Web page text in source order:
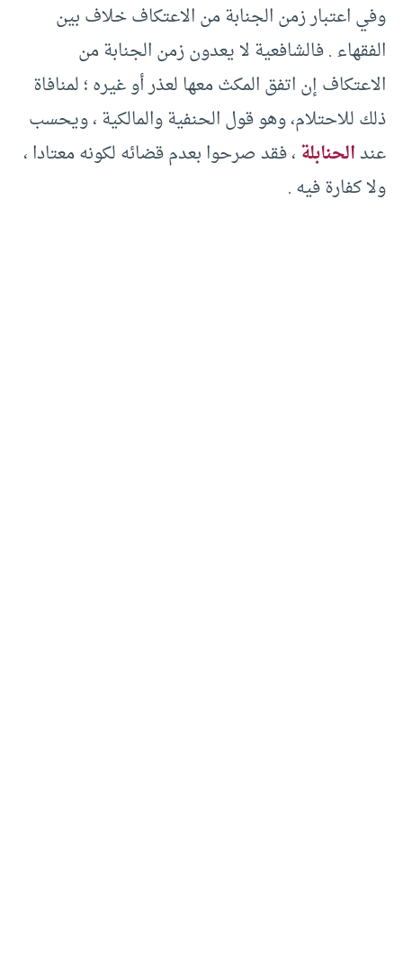
وفي اعتبار زمن الجنابة من الاعتكاف خلاف بين
الفقهاء . فالشافعية لا يعدون زمن الجنابة من
الاعتكاف إن اتفق المكث معها لعذر أو غيره ؛ لمنافاة
ذلك للاحتلام، وهو قول الحنفية والمالكية ، ويحسب
عندالحنابلة، فقد صرحوا بعدم قضائه لكونه معتادا ،
ولا كفارة فيه .